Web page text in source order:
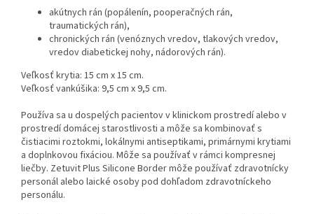
akútnych rán (popálenín, pooperačných rán,
traumatických rán),
chronických rán (venóznych vredov, tlakových vredov,
vredov diabetickej nohy, nádorových rán).
Veľkosť krytia: 15 cm x 15 cm.
Veľkosť vankúšika: 9,5 cm x 9,5 cm.
Používa sa u dospelých pacientov v klinickom prostredí alebo v
prostredí domácej starostlivosti a môže sa kombinovať s
čistiacimi roztokmi, lokálnymi antiseptikami, primárnymi krytiami
a doplnkovou fixáciou. Môže sa používať v rámci kompresnej
liečby. Zetuvit Plus Silicone Border môže používať zdravotnícky
personál alebo laické osoby pod dohľadom zdravotníckeho
personálu.